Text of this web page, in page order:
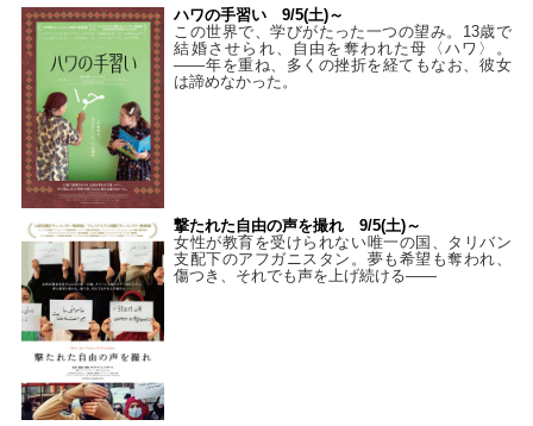
ハワの手習い 9/5(土)～
この世界で、学びがたった一つの望み。13歳で
結婚させられ、自由を奪われた母〈ハワ〉。
——年を重ね、多くの挫折を経てもなお、彼女
は諦めなかった。
撃たれた自由の声を撮れ 9/5(土)～
女性が教育を受けられない唯一の国、タリバン
支配下のアフガニスタン。夢も希望も奪われ、
傷つき、それでも声を上げ続ける——